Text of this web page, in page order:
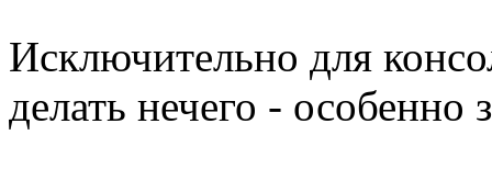
Исключительно для
делать нечего - особенно